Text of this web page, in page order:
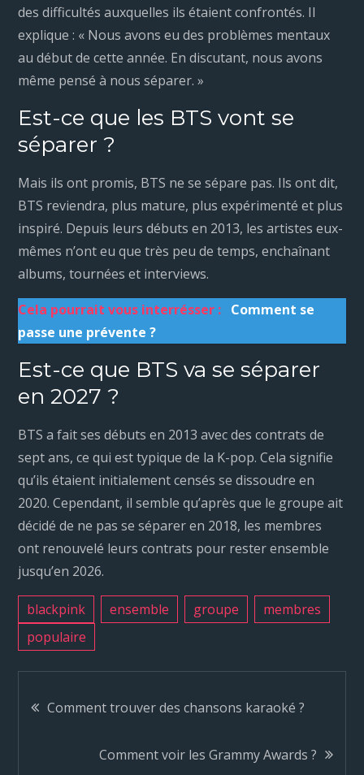
des difficultés auxquelles ils étaient confrontés. Il
explique : « Nous avons eu des problèmes mentaux
au début de cette année. En discutant, nous avons
même pensé à nous séparer. »
Est-ce que les BTS vont se
séparer ?
Mais ils ont promis, BTS ne se sépare pas. Ils ont dit,
BTS reviendra, plus mature, plus expérimenté et plus
inspiré. Depuis leurs débuts en 2013, les artistes eux-
mêmes n’ont eu que très peu de temps, enchaînant
albums, tournées et interviews.
Cela pourrait vous interrésser : Comment se
passe une prévente ?
Est-ce que BTS va se séparer
en 2027 ?
BTS a fait ses débuts en 2013 avec des contrats de
sept ans, ce qui est typique de la K-pop. Cela signifie
qu’ils étaient initialement censés se dissoudre en
2020. Cependant, il semble qu’après que le groupe ait
décidé de ne pas se séparer en 2018, les membres
ont renouvelé leurs contrats pour rester ensemble
jusqu’en 2026.
blackpink ensemble groupe
membres
populaire
NComment trouver des chansons karaoké ?
Comment voir les Grammy Awards ?